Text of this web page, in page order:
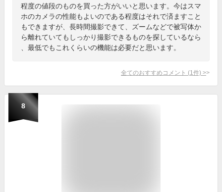
程度の値段のものを買った方がいいと思います。今はスマ
ホのカメラの性能もよいのである程度はそれで済ますこと
もできますが、長時間撮影できて、ズームなどで被写体か
ら離れていてもしっかり撮影できるものを探しているなら
、最低でもこれくらいの機能は必要だと思います。
全てのおすすめコメント (1 件) >
8